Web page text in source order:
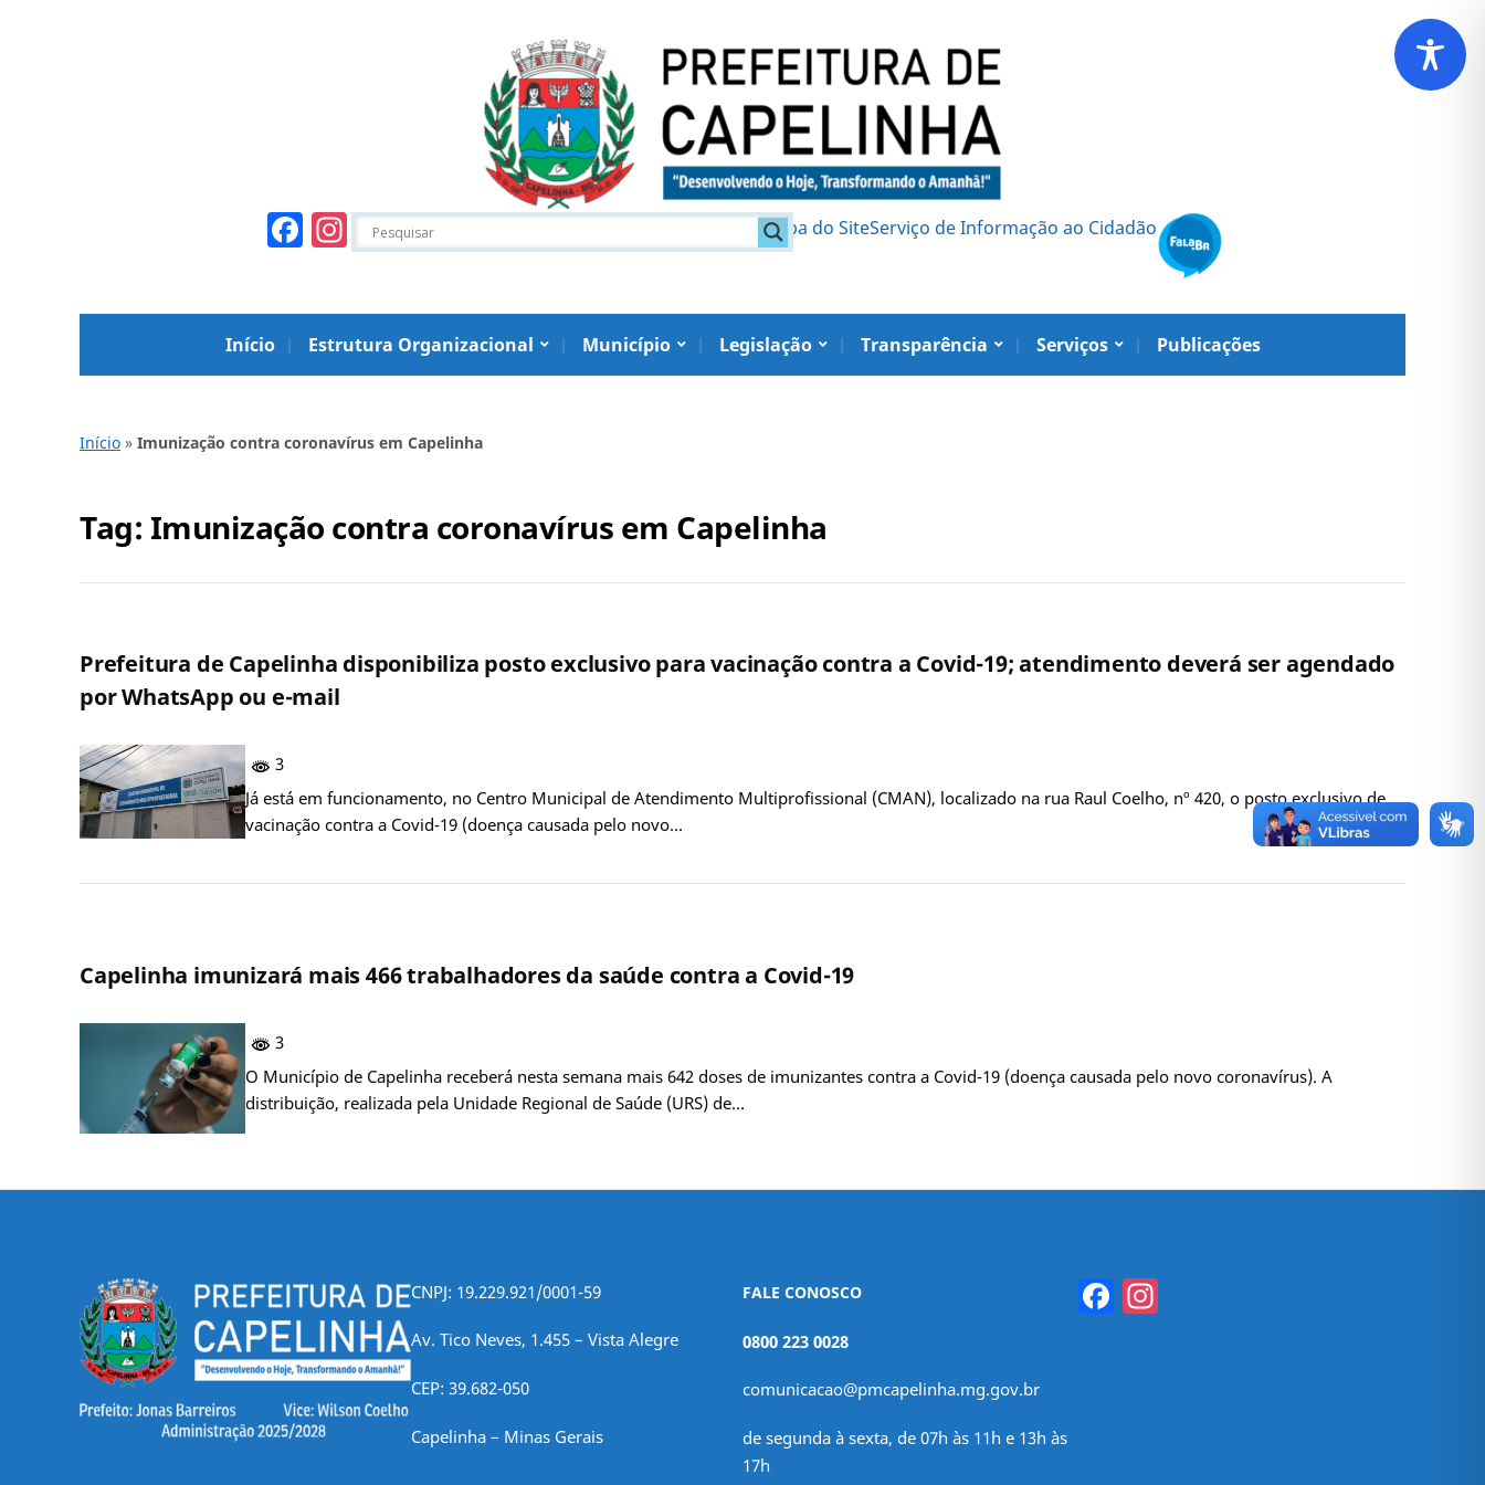
Facebook
Instagram Mapa do SiteServiço de Informação ao Cidadão
Início Estrutura Organizacional Município Legislação Transparência Serviços Publicações
Início » Imunização contra coronavírus em Capelinha
Tag: Imunização contra coronavírus em Capelinha
Prefeitura de Capelinha disponibiliza posto exclusivo para vacinação contra a Covid-19; atendimento deverá ser agendado
por WhatsApp ou e-mail
3
Já está em funcionamento, no Centro Municipal de Atendimento Multiprofissional (CMAN), localizado na rua Raul Coelho, nº 420, o posto exclusivo de
vacinação contra a Covid-19 (doença causada pelo novo…
Capelinha imunizará mais 466 trabalhadores da saúde contra a Covid-19
3
O Município de Capelinha receberá nesta semana mais 642 doses de imunizantes contra a Covid-19 (doença causada pelo novo coronavírus). A
distribuição, realizada pela Unidade Regional de Saúde (URS) de…
CNPJ: 19.229.921/0001-59
Av. Tico Neves, 1.455 – Vista Alegre
CEP: 39.682-050
Capelinha – Minas Gerais
FALE CONOSCO
0800 223 0028
comunicacao@pmcapelinha.mg.gov.br
de segunda à sexta, de 07h às 11h e 13h às
17h
Facebook